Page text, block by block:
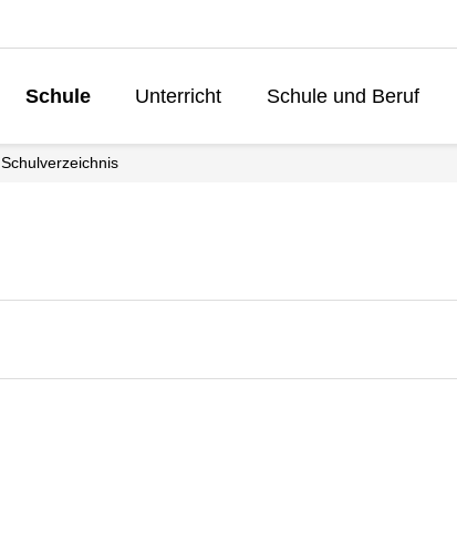
Schule Unterricht Schule und Beruf
Schul­verzeichnis